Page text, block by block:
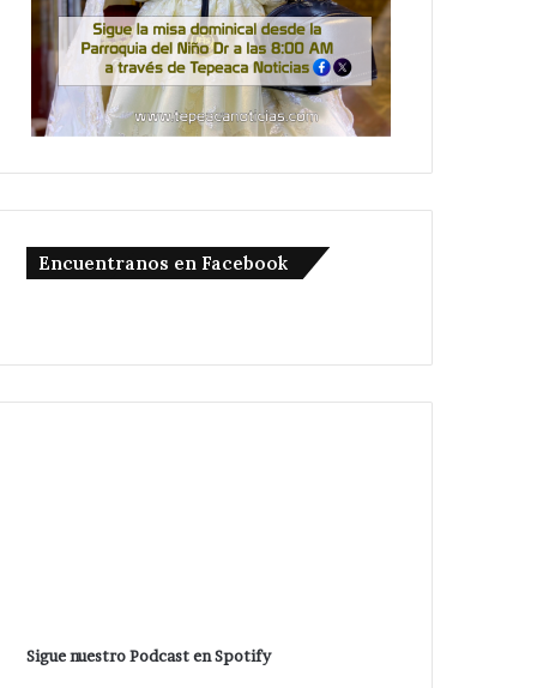
Encuentranos en Facebook
Sigue nuestro Podcast en Spotify